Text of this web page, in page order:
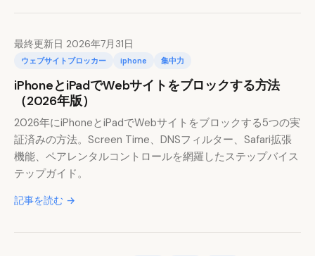
最終更新日 2026年7月31日
ウェブサイトブロッカー iphone 集中力
iPhoneとiPadでWebサイトをブロックする方法
（2026年版）
2026年にiPhoneとiPadでWebサイトをブロックする5つの実
証済みの方法。Screen Time、DNSフィルター、Safari拡張
機能、ペアレンタルコントロールを網羅したステップバイス
テップガイド。
記事を読む →